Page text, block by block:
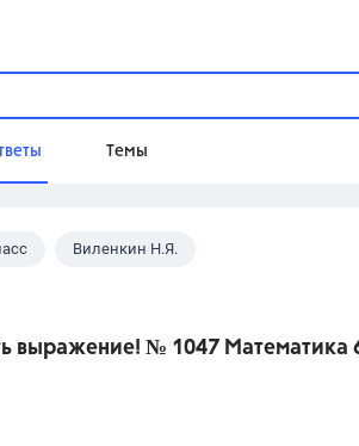
Темы
Домашнее задание
Виленкин Н.Я.
выражение! № 1047 Математика